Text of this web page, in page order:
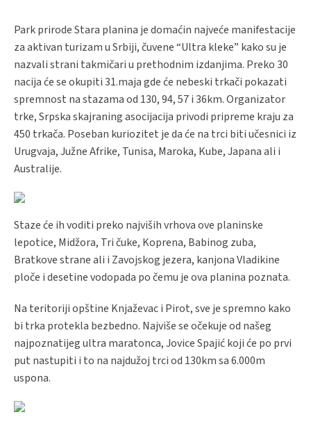
Park prirode Stara planina je domaćin najveće manifestacije
za aktivan turizam u Srbiji, čuvene “Ultra kleke” kako su je
nazvali strani takmičari u prethodnim izdanjima. Preko 30
nacija će se okupiti 31.maja gde će nebeski trkači pokazati
spremnost na stazama od 130, 94, 57 i 36km. Organizator
trke, Srpska skajraning asocijacija privodi pripreme kraju za
450 trkača. Poseban kuriozitet je da će na trci biti učesnici iz
Urugvaja, Južne Afrike, Tunisa, Maroka, Kube, Japana ali i
Australije.
Staze će ih voditi preko najviših vrhova ove planinske
lepotice, Midžora, Tri čuke, Koprena, Babinog zuba,
Bratkove strane ali i Zavojskog jezera, kanjona Vladikine
ploče i desetine vodopada po čemu je ova planina poznata.
Na teritoriji opštine Knjaževac i Pirot, sve je spremno kako
bi trka protekla bezbedno. Najviše se očekuje od našeg
najpoznatijeg ultra maratonca, Jovice Spajić koji će po prvi
put nastupiti i to na najdužoj trci od 130km sa 6.000m
uspona.